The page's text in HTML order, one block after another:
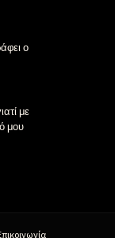
ο
με
μου